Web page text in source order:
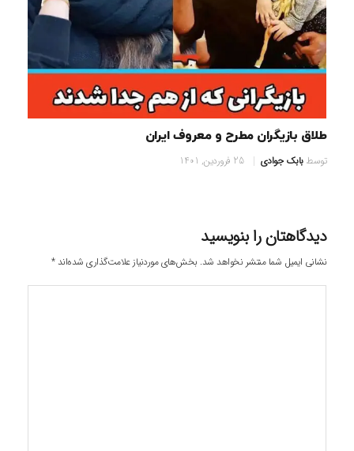
طلاق بازیگران مطرح و معروف ایران
توسطبابک جوادی 25 فروردین, 1401
دیدگاهتان را بنویسید
نشانی ایمیل شما منتشر نخواهد شد. بخش‌های موردنیاز علامت‌گذاری شده‌اند*